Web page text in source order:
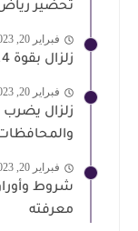
تحضير رياض
فبراير 20, 2023
زلزال بقوة 6.4 درجة يشعر به سكان عدة محافظات
فبراير 20, 2023
زلزال
فبراير 20, 2023
معرفته